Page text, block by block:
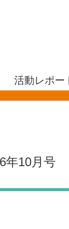
活動レポー
年10月号